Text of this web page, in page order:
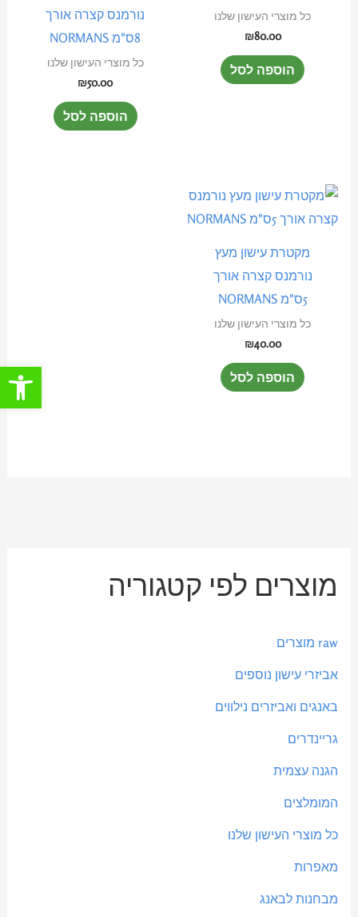
מוצרים לפי קטגוריה
raw מוצרים
אביזרי עישון נוספים
באנגים ואביזרים נילווים
גריינדרים
הגנה עצמית
המומלצים
כל מוצרי העישון שלנו
מאפרות
מבחנות לבאנג
ח
כל מוצרי העישון שלנו
₪80.00
הוספה לסל
נורמנס קצרה אורך
8ס"מ NORMANS
כל מוצרי העישון שלנו
₪50.00
הוספה לסל
מקטרת עישון מעץ
נורמנס קצרה אורך
5ס"מ NORMANS
כל מוצרי העישון שלנו
₪40.00
הוספה לסל פתח